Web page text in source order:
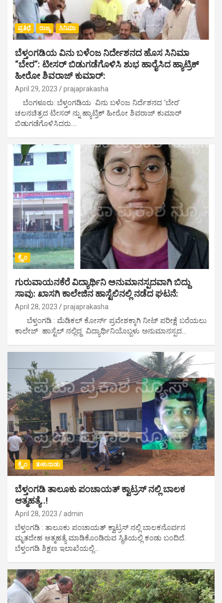
ಪ್ರತಿಭೆ ರಾಜ್ಯ ಸಿನಿಮಾ
ಬೆಳ್ತಂಗಡಿಯ ವಿನು ಬಳೆಂಜ ನಿರ್ದೇಶನದ ಹೊಸ ಸಿನಿಮಾ
“ಬೇರ”: ಟೀಸರ್ ಬಿಡುಗಡೆಗೊಳಿಸಿ ಶುಭ ಹಾರೈಸಿದ ಹ್ಯಾಟ್ರಿಕ್
ಹೀರೋ ಶಿವರಾಜ್ ಕುಮಾರ್:
April 29, 2023 prajaprakasha
ಬೆಂಗಳೂರು: ಬೆಳ್ತಂಗಡಿಯ ವಿನು ಬಳೆಂಜ ನಿರ್ದೆಶನದ ‘ಬೇರ’
ಚಲನಚಿತ್ರದ ಟೀಸರ್ ನ್ನು ಹ್ಯಾಟ್ರಿಕ್ ಹೀರೋ ಶಿವರಾಜ್ ಕುಮಾರ್
ಬಿಡುಗಡೆಗೊಳಿಸಿದರು.…
ಕ್ರೈಂ
ಗುರುವಾಯನಕೆರೆ ವಿದ್ಯಾರ್ಥಿನಿ ಅನುಮಾನಸ್ಪದವಾಗಿ ಬಿದ್ದು
ಸಾವು: ಖಾಸಗಿ ಕಾಲೇಜಿನ ಹಾಸ್ಟೆಲಿನಲ್ಲಿ ನಡೆದ ಘಟನೆ:
April 28, 2023 prajaprakasha
ಬೆಳ್ತಂಗಡಿ : ಮೆಡಿಕಲ್ ಕೋರ್ಸ್ ಪ್ರವೇಶಕ್ಕಾಗಿ ನೀಟ್ ಪರೀಕ್ಷೆ ಬರೆಯಲು
ಕಾಲೇಜ್ ಹಾಸ್ಟೆಲ್ ನಲ್ಲಿದ್ದ ವಿದ್ಯಾರ್ಥಿನಿಯೊಬ್ಬಳು ಅನುಮಾನಸ್ಪದ…
ಕ್ರೈಂ ತುಳುನಾಡು
ಬೆಳ್ತಂಗಡಿ ತಾಲೂಕು ಪಂಚಾಯತ್ ಕ್ವಾಟ್ರಸ್ ನಲ್ಲಿ ಬಾಲಕ
ಆತ್ಮಹತ್ಯೆ..!
April 28, 2023 admin
ಬೆಳ್ತಂಗಡಿ : ತಾಲೂಕು ಪಂಚಾಯತ್ ಕ್ವಾಟ್ರಸ್ ನಲ್ಲಿ ಬಾಲಕನೊರ್ವನ
ಮೃತದೇಹ ಆತ್ಮಹತ್ಯೆ ಮಾಡಿಕೊಂಡಿರುವ ಸ್ಥಿತಿಯಲ್ಲಿ ಕಂಡು ಬಂದಿದೆ.
ಬೆಳ್ತಂಗಡಿ ಶಿಕ್ಷಣ ಇಲಾಖೆಯಲ್ಲಿ…